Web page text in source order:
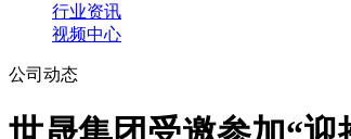
行业资讯
视频中心
公司动态